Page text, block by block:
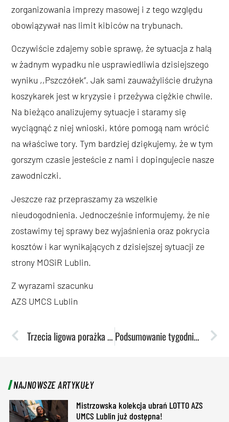
zorganizowania imprezy masowej i z tego względu
obowiązywał nas limit kibiców na trybunach.
Oczywiście zdajemy sobie sprawę, że sytuacja z halą
w żadnym wypadku nie usprawiedliwia dzisiejszego
wyniku ,,Pszczółek”. Jak sami zauważyliście drużyna
koszykarek jest w kryzysie i przeżywa ciężkie chwile.
Na bieżąco analizujemy sytuacje i staramy się
wyciągnąć z niej wnioski, które pomogą nam wrócić
na właściwe tory. Tym bardziej dziękujemy, że w tym
gorszym czasie jesteście z nami i dopingujecie nasze
zawodniczki.
Jeszcze raz przepraszamy za wszelkie
nieudogodnienia. Jednocześnie informujemy, że nie
zostawimy tej sprawy bez wyjaśnienia oraz pokrycia
kosztów i kar wynikających z dzisiejszej sytuacji ze
strony MOSiR Lublin.
Z wyrazami szacunku
AZS UMCS Lublin
Trzecia ligowa porażka lublinianek. Poznań górą w derbach Podsumowanie tygodnia: Futsaliści triumfują po raz drugi z rzędu
NAJNOWSZE ARTYKUŁY
Mistrzowska kolekcja ubrań LOTTO AZS
UMCS Lublin już dostępna!